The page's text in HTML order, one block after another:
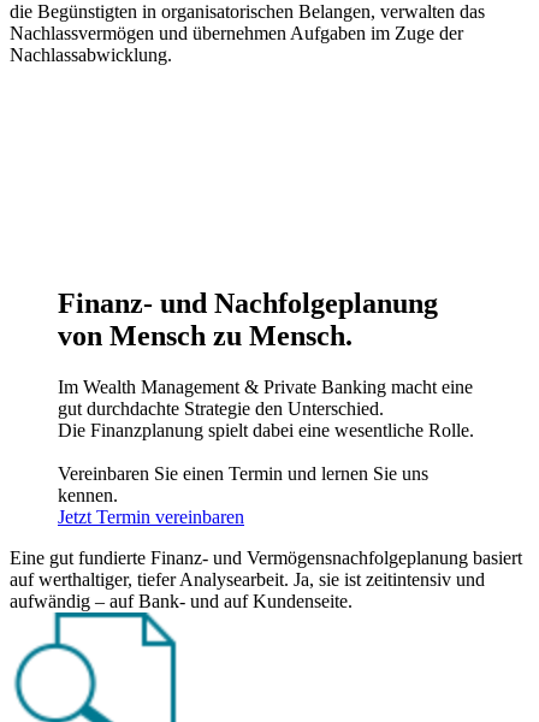
die Begünstigten in organisatorischen Belangen, verwalten das
Nachlassvermögen und übernehmen Aufgaben im Zuge der
Nachlassabwicklung.
Finanz- und Nachfolgeplanung
von Mensch zu Mensch.
Im Wealth Management & Private Banking macht eine
gut durchdachte Strategie den Unterschied.
Die Finanzplanung spielt dabei eine wesentliche Rolle.
Vereinbaren Sie einen Termin und lernen Sie uns
kennen.
Jetzt Termin vereinbaren
Eine gut fundierte Finanz- und Vermögensnachfolgeplanung basiert
auf werthaltiger, tiefer Analysearbeit. Ja, sie ist zeitintensiv und
aufwändig – auf Bank- und auf Kundenseite.